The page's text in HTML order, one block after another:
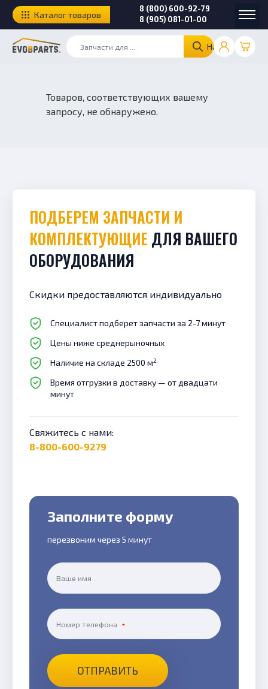
Найти
8 (800) 600-92-79
8 (905) 081-01-00
Каталог товаров
Товаров, соответствующих вашему
запросу, не обнаружено.
ПОДБЕРЕМ ЗАПЧАСТИ И
КОМПЛЕКТУЮЩИЕ ДЛЯ ВАШЕГО
ОБОРУДОВАНИЯ
Скидки предоставляются индивидуально
Специалист подберет запчасти за 2-7 минут
Цены ниже среднерыночных
Наличие на складе 2500 м2
Время отгрузки в доставку — от двадцати
минут
Свяжитесь с нами:
8-800-600-9279
Заполните форму
перезвоним через 5 минут
Ваше имя
Номер телефона
ОТПРАВИТЬ